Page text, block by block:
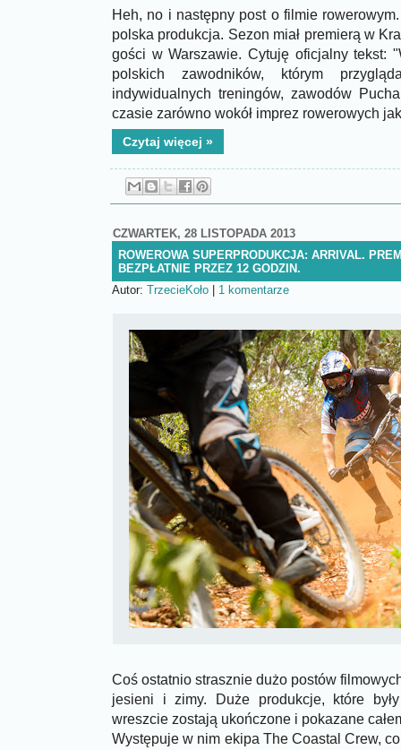
Heh, no i następny post o filmie
polska produkcja. Sezon miał premierą w
gości w Warszawie. Cytuję oficjalny tekst:
polskich zawodników, którym
indywidualnych treningów, zawodów
czasie zarówno wokół imprez rowerowych
Czytaj więcej »
CZWARTEK, 28 LISTOPADA 2013
ROWEROWA SUPERPRODUKCJA: ARRIVAL.
BEZPŁATNIE PRZEZ 12 GODZIN.
Autor: TrzecieKoło 1 komentarze
Coś ostatnio strasznie dużo postów
jesieni i zimy. Duże produkcje, które
wreszcie zostają ukończone i pokazane
Występuje w nim ekipa The Coastal Crew,